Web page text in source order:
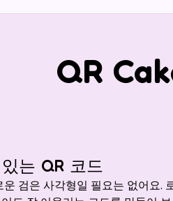
QR
는 QR 코드
검은 사각형일 필요는 없어요.